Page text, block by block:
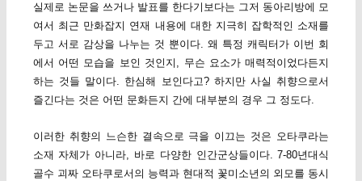
실제로 논문을 쓰거나 발표를 한다기보다는 그저 동아리방에 모
여서 최근 만화잡지 연재 내용에 대한 지극히 잡학적인 소재를
두고 서로 감상을 나누는 것 뿐이다. 왜 특정 캐릭터가 이번 회
에서 어떤 모습을 보인 것인지, 무슨 요소가 매력적이었다든지
하는 것들 말이다. 한심해 보인다고? 하지만 사실 취향으로서
즐긴다는 것은 어떤 문화든지 간에 대부분의 경우 그 정도다.
이러한 취향의 느슨한 결속으로 극을 이끄는 것은 오타쿠라는
소재 자체가 아니라, 바로 다양한 인간군상들이다. 7-80년대식
골수 괴짜 오타쿠로서의 능력과 현대적 꽃미소년의 외모를 동시